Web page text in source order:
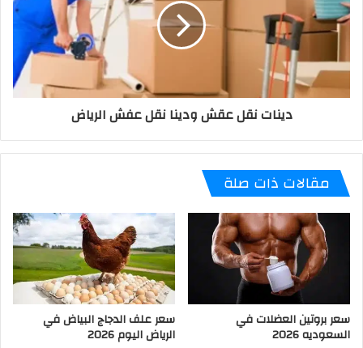
دينات نقل عقش ودينا نقل عفش الرياض
مقالات ذات صلة
سعر بروتين العضلات في
السعوديه 2026
سعر علف الدجاج البياض في
الرياض اليوم 2026